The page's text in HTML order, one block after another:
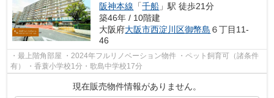
阪神本線 「千船 」駅 徒歩21分
築46年 / 10階建
大阪府大阪市西淀川区御幣島 ６丁目11-
46
・最上階角部屋 ・2024年フルリノベーション物件 ・ペット飼育可（諸条件
有） ・香蓑小学校1分・歌島中学校17分
現在販売物件情報がありません。